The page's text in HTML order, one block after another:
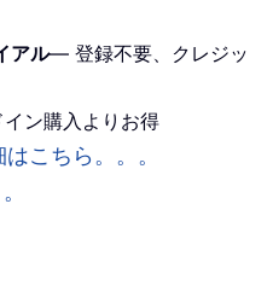
アル— 登録不要、クレジッ
ン購入よりお得
こちら。。。